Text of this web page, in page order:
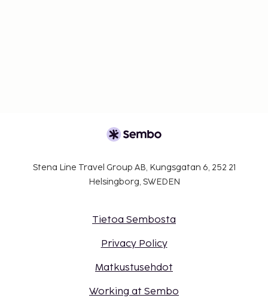
Stena Line Travel Group AB, Kungsgatan 6, 252 21
Helsingborg, SWEDEN
Tietoa Sembosta
Privacy Policy
Matkustusehdot
Working at Sembo